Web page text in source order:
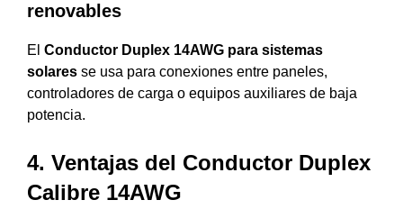
renovables
El Conductor Duplex 14AWG para sistemas
solares se usa para conexiones entre paneles,
controladores de carga o equipos auxiliares de baja
potencia.
4. Ventajas del Conductor Duplex
Calibre 14AWG